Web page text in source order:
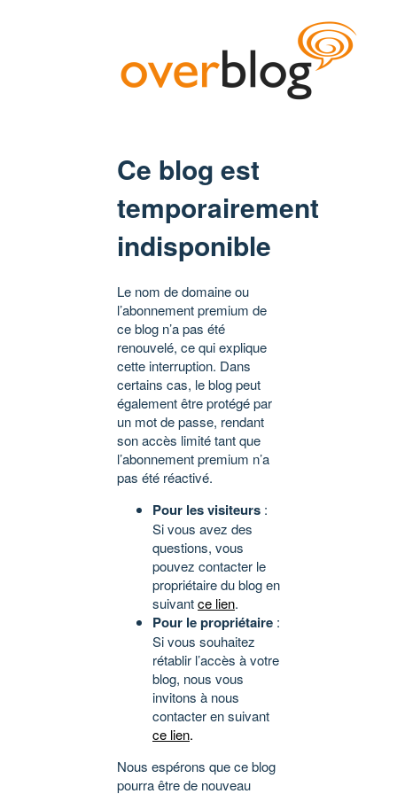
Ce blog est
temporairement
indisponible
Le nom de domaine ou
l’abonnement premium de
ce blog n’a pas été
renouvelé, ce qui explique
cette interruption. Dans
certains cas, le blog peut
également être protégé par
un mot de passe, rendant
son accès limité tant que
l’abonnement premium n’a
pas été réactivé.
Pour les visiteurs :
Si vous avez des
questions, vous
pouvez contacter le
propriétaire du blog en
suivantce lien.
Pour le propriétaire :
Si vous souhaitez
rétablir l’accès à votre
blog, nous vous
invitons à nous
contacter en suivant
ce lien.
Nous espérons que ce blog
pourra être de nouveau